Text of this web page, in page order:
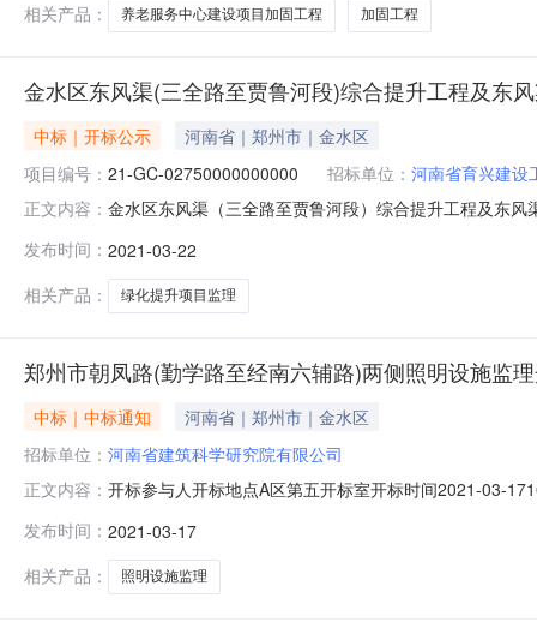
相关产品：
养老服务中心建设项目加固工程 加固工程
金水区东风渠(三全路至贾鲁河段)综合提升工程及东
中标｜开标公示
河南省｜郑州市｜金水区
项目编号： 21-GC-02750000000000 招标单位： 河南省育兴建设
正文内容： 金水区东风渠（三全路至贾鲁河段）综合提升工程及东
量要求:;保证金金额:元,投标文件递交时间:,投标人名称:
发布时间： 2021-03-22
相关产品：
绿化提升项目监理
郑州市朝凤路(勤学路至经南六辅路)两侧照明设施监
中标｜中标通知
河南省｜郑州市｜金水区
招标单位： 河南省建筑科学研究院有限公司
正文内容： 开标参与人开标地点A区第五开标室开标时间2021-03-
司;项目负责人:;报价:元/%;工期:日历天;质量要求:;保证金
发布时间： 2021-03-17
相关产品：
照明设施监理